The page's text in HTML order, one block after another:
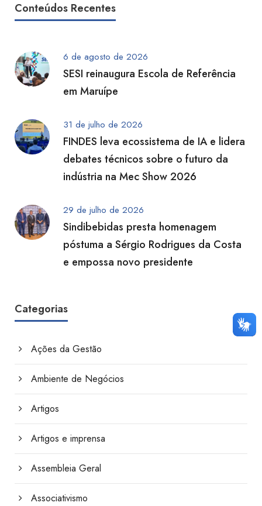
Conteúdos Recentes
6 de agosto de 2026
SESI reinaugura Escola de Referência
em Maruípe
31 de julho de 2026
FINDES leva ecossistema de IA e lidera
debates técnicos sobre o futuro da
indústria na Mec Show 2026
29 de julho de 2026
Sindibebidas presta homenagem
póstuma a Sérgio Rodrigues da Costa
e empossa novo presidente
Categorias
Ações da Gestão
Ambiente de Negócios
Artigos
Artigos e imprensa
Assembleia Geral
Associativismo